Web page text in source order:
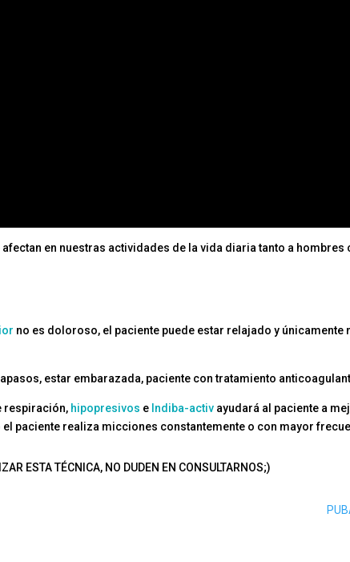
en nuestras actividades de la vida diaria tanto a hombres
no es doloroso, el paciente puede estar relajado y únicamente
estar embarazada, paciente con tratamiento
respiración, hipopresivos e Indiba-activ ayudará al paciente a
paciente realiza micciones constantemente o con mayor
ESTA TÉCNICA, NO DUDEN EN CONSULTARNOS;)